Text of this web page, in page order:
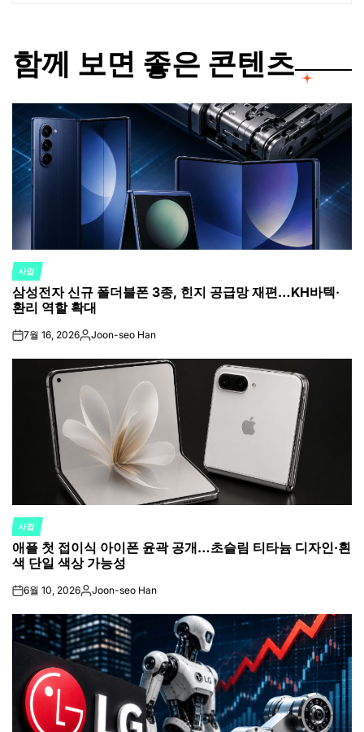
함께 보면 좋은 콘텐츠
POSTED
IN
사업
삼성전자 신규 폴더블폰 3종, 힌지 공급망 재편…KH바텍·
환리 역할 확대
on7월 16, 2026Posted
Joon-seo Han
POSTED
IN
사업
애플 첫 접이식 아이폰 윤곽 공개…초슬림 티타늄 디자인·흰
색 단일 색상 가능성
on6월 10, 2026Posted
Joon-seo Han